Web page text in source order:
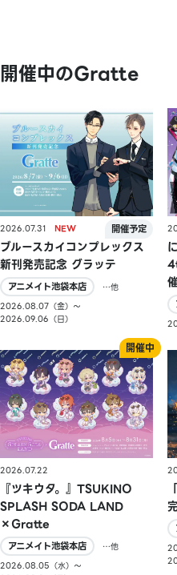
開催中のGratte
2026.07.31
ブルースカイコンプレックス
新刊発売記念 グラッテ
アニメイト池袋本店
…他
2026.08.07（金）〜
2026.09.06（日）
2026.07.22
『ツキウタ。』TSUKINO
SPLASH SODA LAND
×Gratte
アニメイト池袋本店
…他
2026.08.05（水）〜